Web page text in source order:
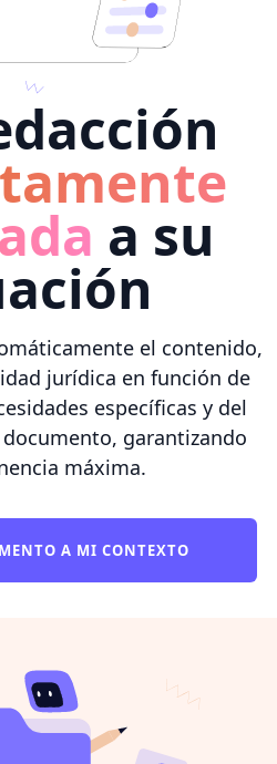
a su
el contenido,
jurídica en función de
específicas y del
garantizando
máxima.
A MI CONTEXTO